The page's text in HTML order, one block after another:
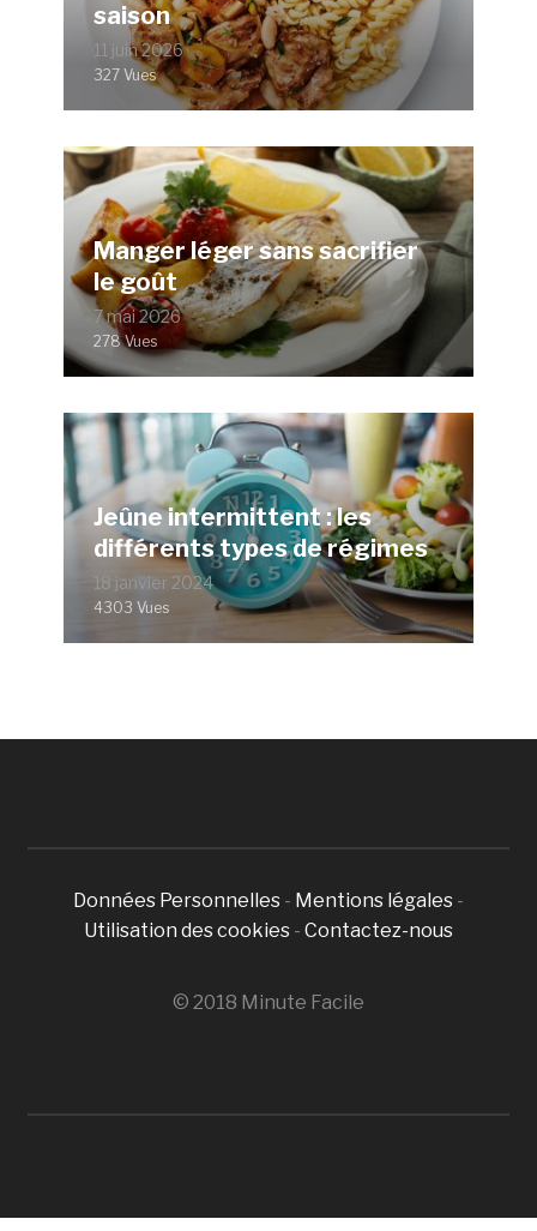
saison
11 juin 2026
327 Vues
Manger léger sans sacrifier
le goût
7 mai 2026
278 Vues
Jeûne intermittent : les
différents types de régimes
18 janvier 2024
4303 Vues
Données Personnelles - Mentions légales -
Utilisation des cookies - Contactez-nous
© 2018 Minute Facile